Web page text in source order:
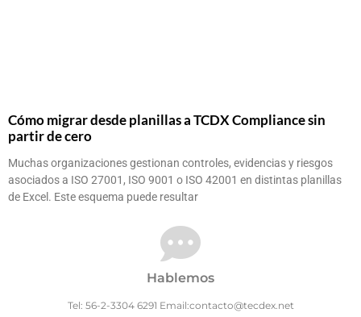
Cómo migrar desde planillas a TCDX Compliance sin
partir de cero
Muchas organizaciones gestionan controles, evidencias y riesgos
asociados a ISO 27001, ISO 9001 o ISO 42001 en distintas planillas
de Excel. Este esquema puede resultar
Hablemos
Tel: 56-2-3304 6291 Email:contacto@tecdex.net